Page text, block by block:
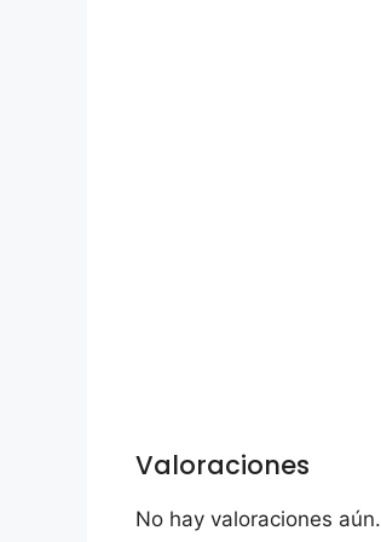
Valoraciones
No hay valoraciones aún.